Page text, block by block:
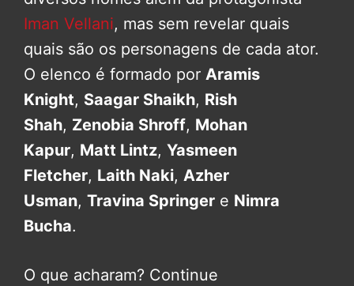
Iman Vellani, mas sem revelar quais
quais são os personagens de cada ator.
O elenco é formado por Aramis
Knight, Saagar Shaikh, Rish
Shah, Zenobia Shroff, Mohan
Kapur, Matt Lintz, Yasmeen
Fletcher, Laith Naki, Azher
Usman, Travina Springer e Nimra
Bucha.
O que acharam? Continue